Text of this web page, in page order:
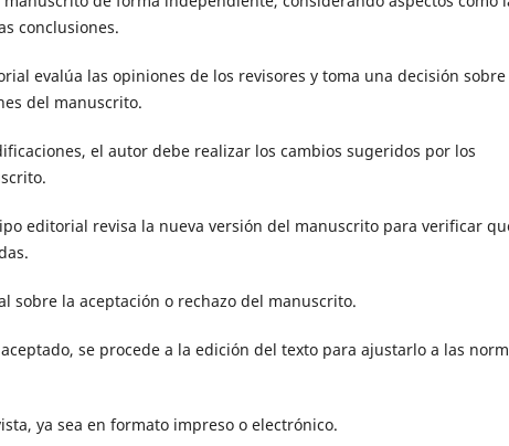
conclusiones.
evalúa las opiniones de los revisores y toma una decisión sobre
del manuscrito.
el autor debe realizar los cambios sugeridos por los
editorial revisa la nueva versión del manuscrito para verificar
sobre la aceptación o rechazo del manuscrito.
se procede a la edición del texto para ajustarlo a las
ya sea en formato impreso o electrónico.